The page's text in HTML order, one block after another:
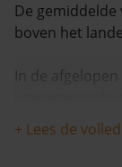
De
boven het
In de afgelopen
+ Lees de